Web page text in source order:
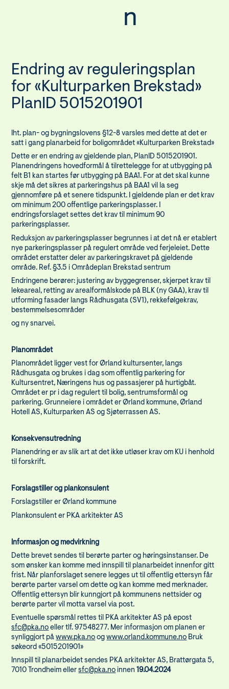
n
Endring av reguleringsplan
for «Kulturparken Brekstad»
PlanID 5015201901
Iht. plan- og bygningslovens §12-8 varsles med dette at det er
satt i gang planarbeid for boligområdet «Kulturparken Brekstad»
Dette er en endring av gjeldende plan, PlanID 5015201901.
Planendringens hovedformål å tilrettelegge for at utbygging på
felt B1 kan startes før utbygging på BAA1. For at det skal kunne
skje må det sikres at parkeringshus på BAA1 vil la seg
gjennomføre på et senere tidspunkt. I gjeldende plan er det krav
om minimum 200 offentlige parkeringsplasser. I
endringsforslaget settes det krav til minimum 90
parkeringsplasser.
Reduksjon av parkeringsplasser begrunnes i at det nå er etablert
nye parkeringsplasser på regulert område ved ferjeleiet. Dette
området erstatter deler av parkeringskravet på gjeldende
område. Ref. §3.5 i Områdeplan Brekstad sentrum
Endringene berører: justering av byggegrenser, skjerpet krav til
lekeareal, retting av arealformålskode på BLK (ny GAA), krav til
utforming fasader langs Rådhusgata (SV1), rekkefølgekrav,
bestemmelsesområder
og ny snarvei.
Planområdet
Planområdet ligger vest for Ørland kultursenter, langs
Rådhusgata og brukes i dag som offentlig parkering for
Kultursentret, Næringens hus og passasjerer på hurtigbåt.
Området er pr i dag regulert til bolig, sentrumsformål og
parkering. Grunneiere i området er Ørland kommune, Ørland
Hotell AS, Kulturparken AS og Sjøterrassen AS.
Konsekvensutredning
Planendring er av slik art at det ikke utløser krav om KU i henhold
til forskrift.
Forslagstiller og plankonsulent
Forslagstiller er Ørland kommune
Plankonsulent er PKA arkitekter AS
Informasjon og medvirkning
Dette brevet sendes til berørte parter og høringsinstanser. De
som ønsker kan komme med innspill til planarbeidet innenfor gitt
frist. Når planforslaget senere legges ut til offentlig ettersyn får
berørte parter varsel om dette og kan komme med merknader.
Offentlig ettersyn blir kunngjort på kommunens nettsider og
berørte parter vil motta varsel via post.
Eventuelle spørsmål rettes til PKA arkitekter AS på epost
sfc@pka.no eller tlf. 97548277. Mer informasjon om planen er
synliggjort påwww.pka.no ogwww.orland.kommune.no Bruk
søkeord «5015201901»
Innspill til planarbeidet sendes PKA arkitekter AS, Brattørgata 5,
7010 Trondheim ellersfc@pka.no innen19.04.2024